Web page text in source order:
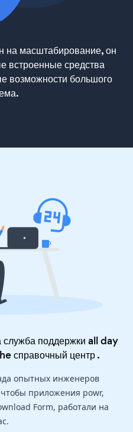
на масштабирование, он
встроенные средства
возможности большого
поддержки all day
справочный центр.
опытных инженеров
чтобы приложения powr,
Form, работали на